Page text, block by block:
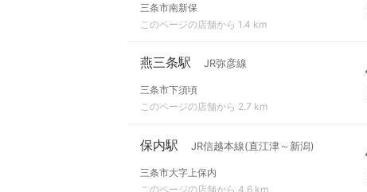
三条市南新保
このページの店舗から 1.4 km
燕三条駅 JR弥彦線
三条市下須頃
このページの店舗から 2.7 km
保内駅 JR信越本線(直江津～新潟)
三条市大字上保内
このページの店舗から 4.6 km